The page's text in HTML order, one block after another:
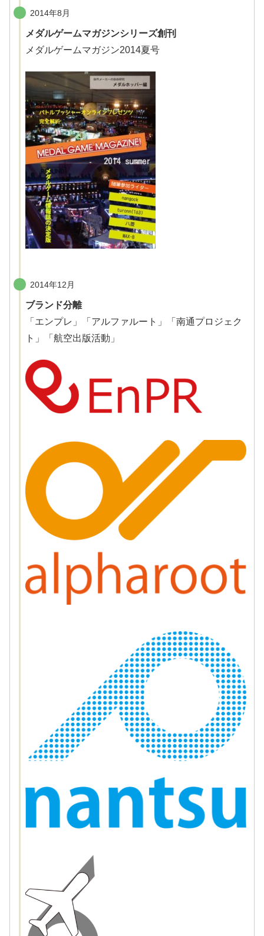
2014年8月
メダルゲームマガジンシリーズ創刊
メダルゲームマガジン2014夏号
2014年12月
ブランド分離
「エンプレ」「アルファルート」「南通プロジェク
ト」「航空出版活動」